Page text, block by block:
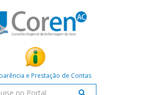
e Prestação de Contas